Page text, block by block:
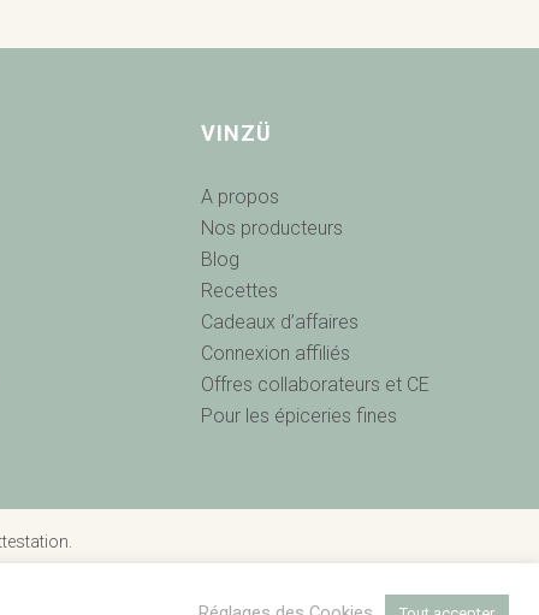
VINZÜ
A propos
Nos producteurs
Blog
Recettes
Cadeaux d’affaires
Connexion affiliés
Offres collaborateurs et CE
Pour les épiceries fines